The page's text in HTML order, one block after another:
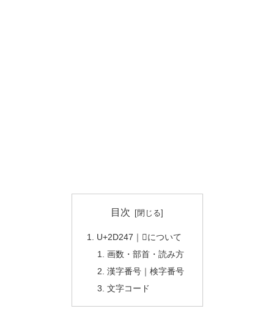
目次
U+2D247｜𭉇について
画数・部首・読み方
漢字番号｜検字番号
文字コード